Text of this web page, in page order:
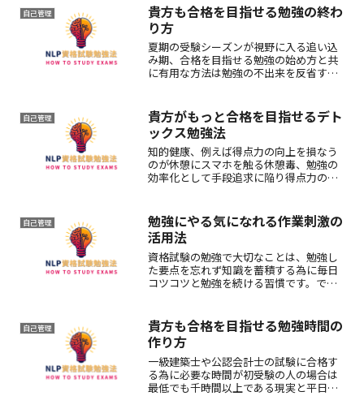
自己管理
貴方も合格を目指せる勉強の終わ
り方
夏期の受験シーズンが視野に入る追い込
み期、合格を目指せる勉強の始め方と共
に有用な方法は勉強の不出来を反省する
どうするかの調整、最後に不知の知を自
覚する勉強の終わり方だ。
自己管理
貴方がもっと合格を目指せるデト
ックス勉強法
知的健康、例えば得点力の向上を損なう
のが休憩にスマホを触る休憩毒、勉強の
効率化として手段追求に陥り得点力の向
る比較毒、貴方もこの三大毒デトックス
をすれば合格を目指せる。
自己管理
勉強にやる気になれる作業刺激の
活用法
資格試験の勉強で大切なことは、勉強し
た要点を忘れず知識を蓄積する為に毎日
コツコツと勉強を続ける習慣です。でも
仕組みから、自然と勉強にやる気になれ
る作業刺激の活用法です。
自己管理
貴方も合格を目指せる勉強時間の
作り方
一級建築士や公認会計士の試験に合格す
る為に必要な時間が初受験の人の場合は
最低でも千時間以上である現実と平日は